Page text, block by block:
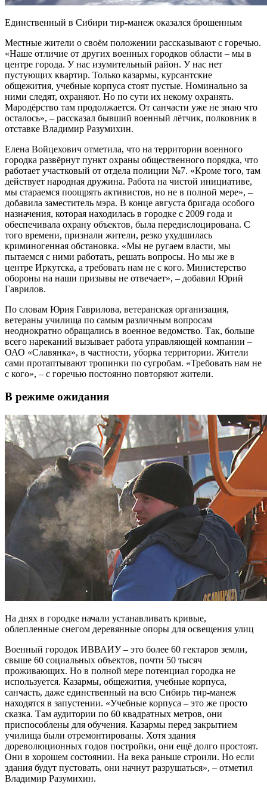
Единственный в Сибири тир-манеж оказался брошенным
Местные жители о своём положении рассказывают с горечью.
«Наше отличие от других военных городков области – мы в
центре города. У нас изумительный район. У нас нет
пустующих квартир. Только казармы, курсантские
общежития, учебные корпуса стоят пустые. Номинально за
ними следят, охраняют. Но по сути их некому охранять.
Мародёрство там продолжается. От санчасти уже не знаю что
осталось», – рассказал бывший военный лётчик, полковник в
отставке Владимир Разумихин.
Елена Войцехович отметила, что на территории военного
городка развёрнут пункт охраны общественного порядка, что
работает участковый от отдела полиции №7. «Кроме того, там
действует народная дружина. Работа на чистой инициативе,
мы стараемся поощрять активистов, но не в полной мере», –
добавила заместитель мэра. В конце августа бригада особого
назначения, которая находилась в городке с 2009 года и
обеспечивала охрану объектов, была передислоцирована. С
того времени, признали жители, резко ухудшилась
криминогенная обстановка. «Мы не ругаем власти, мы
пытаемся с ними работать, решать вопросы. Но мы же в
центре Иркутска, а требовать нам не с кого. Министерство
обороны на наши призывы не отвечает», – добавил Юрий
Гаврилов.
По словам Юрия Гаврилова, ветеранская организация,
ветераны училища по самым различным вопросам
неоднократно обращались в военное ведомство. Так, больше
всего нареканий вызывает работа управляющей компании –
ОАО «Славянка», в частности, уборка территории. Жители
сами протаптывают тропинки по сугробам. «Требовать нам не
с кого», – с горечью постоянно повторяют жители.
В режиме ожидания
На днях в городке начали устанавливать кривые,
облепленные снегом деревянные опоры для освещения улиц
Военный городок ИВВАИУ – это более 60 гектаров земли,
свыше 60 социальных объектов, почти 50 тысяч
проживающих. Но в полной мере потенциал городка не
используется. Казармы, общежития, учебные корпуса,
санчасть, даже единственный на всю Сибирь тир-манеж
находятся в запустении. «Учебные корпуса – это же просто
сказка. Там аудитории по 60 квадратных метров, они
приспособлены для обучения. Казармы перед закрытием
училища были отремонтированы. Хотя здания
дореволюционных годов постройки, они ещё долго простоят.
Они в хорошем состоянии. На века раньше строили. Но если
здания будут пустовать, они начнут разрушаться», – отметил
Владимир Разумихин.